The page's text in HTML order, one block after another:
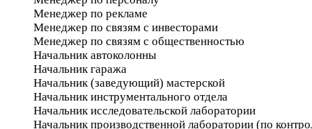
Менеджер по рекламе
Менеджер по связям с инвесторами
Менеджер по связям с общественностью
Начальник автоколонны
Начальник гаража
Начальник (заведующий) мастерской
Начальник инструментального отдела
Начальник исследовательской лаборатории
Начальник производственной лаборатории (по